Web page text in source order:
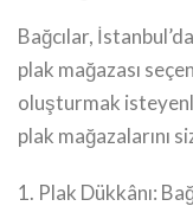
Bağcılar,
plak mağazası
oluşturmak
plak mağazalarını
1. Plak Dükkânı: